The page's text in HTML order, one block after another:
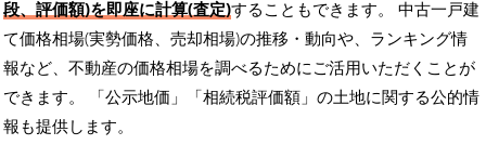
段、評価額)を即座に計算(査定)することもできます。 中古一戸建
て価格相場(実勢価格、売却相場)の推移・動向や、ランキング情
報など、不動産の価格相場を調べるためにご活用いただくことが
できます。
「公示地価」「相続税評価額」の土地に関する公的情
報も提供します。